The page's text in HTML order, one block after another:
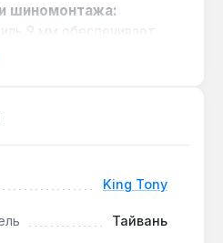
шиномонтажа:
9 мм обеспечивает
стандартных гаек и
пространстве:
демонтаже узлов под
и CR-V:
King Tony
Тайвань